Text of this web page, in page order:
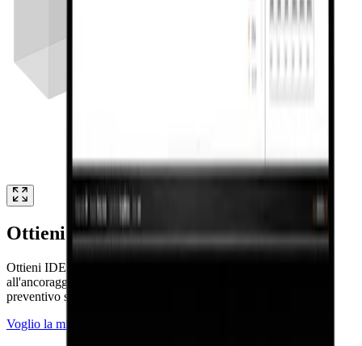
Ottieni il tuo preventivo ora!
Ottieni IDEA StatiCa 25.1 e sblocca l'accesso completo
all'ancoraggio 3D, dalla piastra di base all'armatura, con il tuo
preventivo speciale.
Voglio la mia offerta per l'ancoraggio